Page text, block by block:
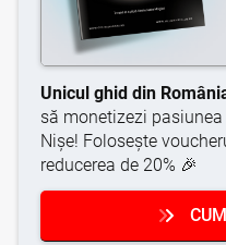
Unicul ghid din
să monetizezi
Nișe! Folosește
reducerea de 20% 🎉